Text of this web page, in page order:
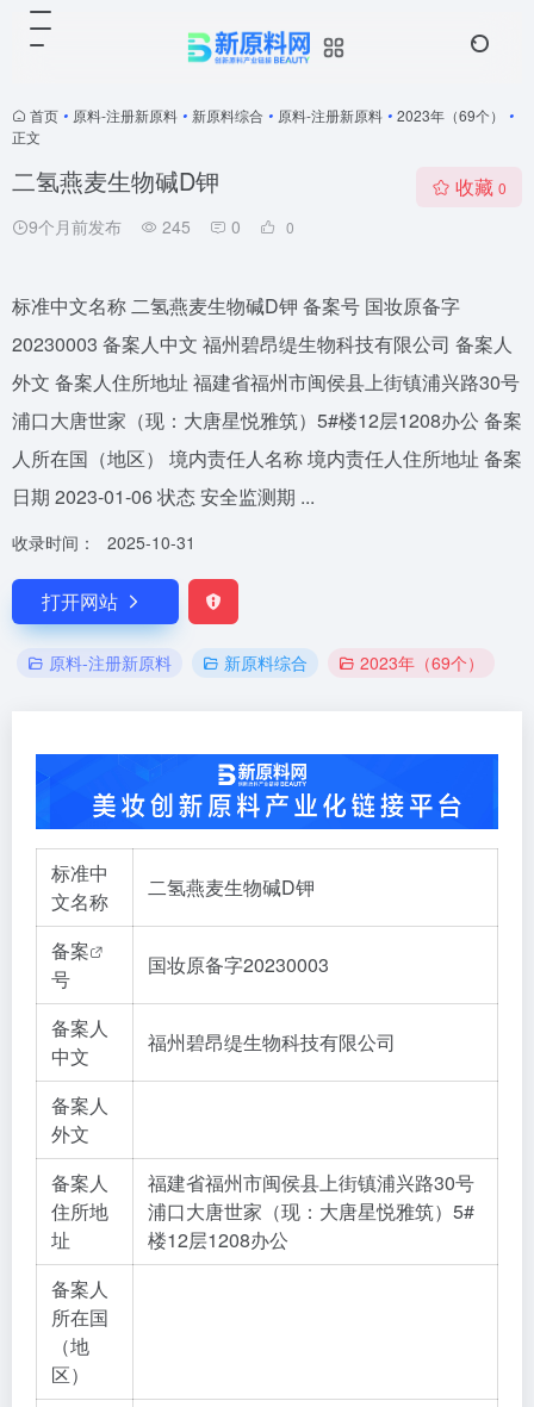
首页 • 原料-注册新原料 • 新原料综合 • 原料-注册新原料 • 2023年（69个）
•
正文
二氢燕麦生物碱D钾
9个月前发布 245 0 0
收藏 0
标准中文名称 二氢燕麦生物碱D钾 备案号 国妆原备字
20230003 备案人中文 福州碧昂缇生物科技有限公司 备案人
外文 备案人住所地址 福建省福州市闽侯县上街镇浦兴路30号
浦口大唐世家（现：大唐星悦雅筑）5#楼12层1208办公 备案
人所在国（地区） 境内责任人名称 境内责任人住所地址 备案
日期 2023-01-06 状态 安全监测期 ...
收录时间： 2025-10-31
打开网站
原料-注册新原料 新原料综合 2023年（69个）
标准中
文名称
二氢燕麦生物碱D钾
备案
号
国妆原备字20230003
备案人
中文
福州碧昂缇生物科技有限公司
备案人
外文
备案人
住所地
址
福建省福州市闽侯县上街镇浦兴路30号
浦口大唐世家（现：大唐星悦雅筑）5#
楼12层1208办公
备案人
所在国
（地
区）